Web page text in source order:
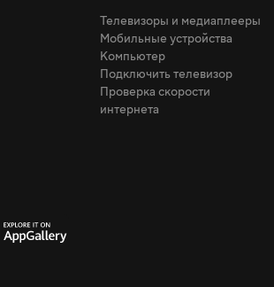
Телевизоры и медиаплееры
Мобильные устройства
Компьютер
Подключить телевизор
Проверка скорости
интернета